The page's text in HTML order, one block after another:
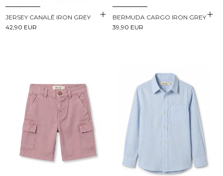
JERSEY CANALÉ IRON GREY
42,90 EUR
BERMUDA CARGO IRON GREY
39,90 EUR